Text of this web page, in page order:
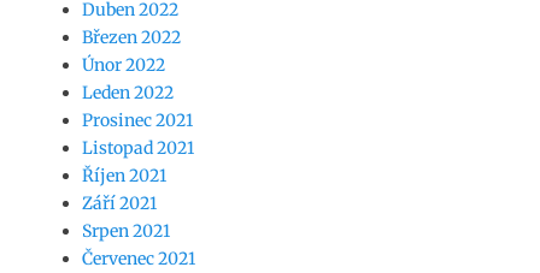
Duben 2022
Březen 2022
Únor 2022
Leden 2022
Prosinec 2021
Listopad 2021
Říjen 2021
Září 2021
Srpen 2021
Červenec 2021